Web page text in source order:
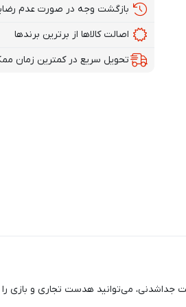
بازگشت وجه در صورت عدم
اصالت کالاها از برترین برندها
تحویل سریع در کمترین زمان
می‌توانید هدست تجاری و بازی را